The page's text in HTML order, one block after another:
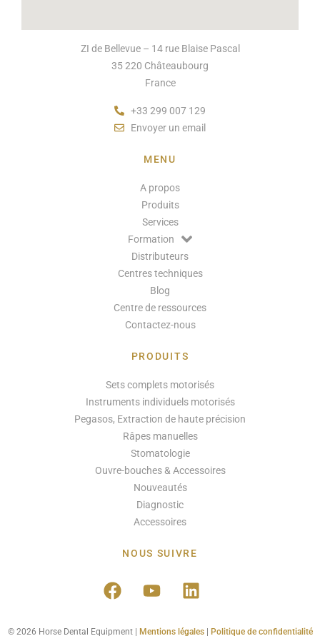
ZI de Bellevue – 14 rue Blaise Pascal
35 220 Châteaubourg
France
+33 299 007 129
Envoyer un email
MENU
A propos
Produits
Services
Formation
Distributeurs
Centres techniques
Blog
Centre de ressources
Contactez-nous
PRODUITS
Sets complets motorisés
Instruments individuels motorisés
Pegasos, Extraction de haute précision
Râpes manuelles
Stomatologie
Ouvre-bouches & Accessoires
Nouveautés
Diagnostic
Accessoires
NOUS SUIVRE
© 2026 Horse Dental Equipment | Mentions légales| Politique de confidentialité